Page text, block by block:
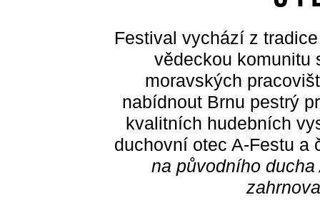
Festival vychází z
vědeckou komunitu
moravských
nabídnout Brnu pestrý
kvalitních hudebních
duchovní otec A-Festu a
na původního